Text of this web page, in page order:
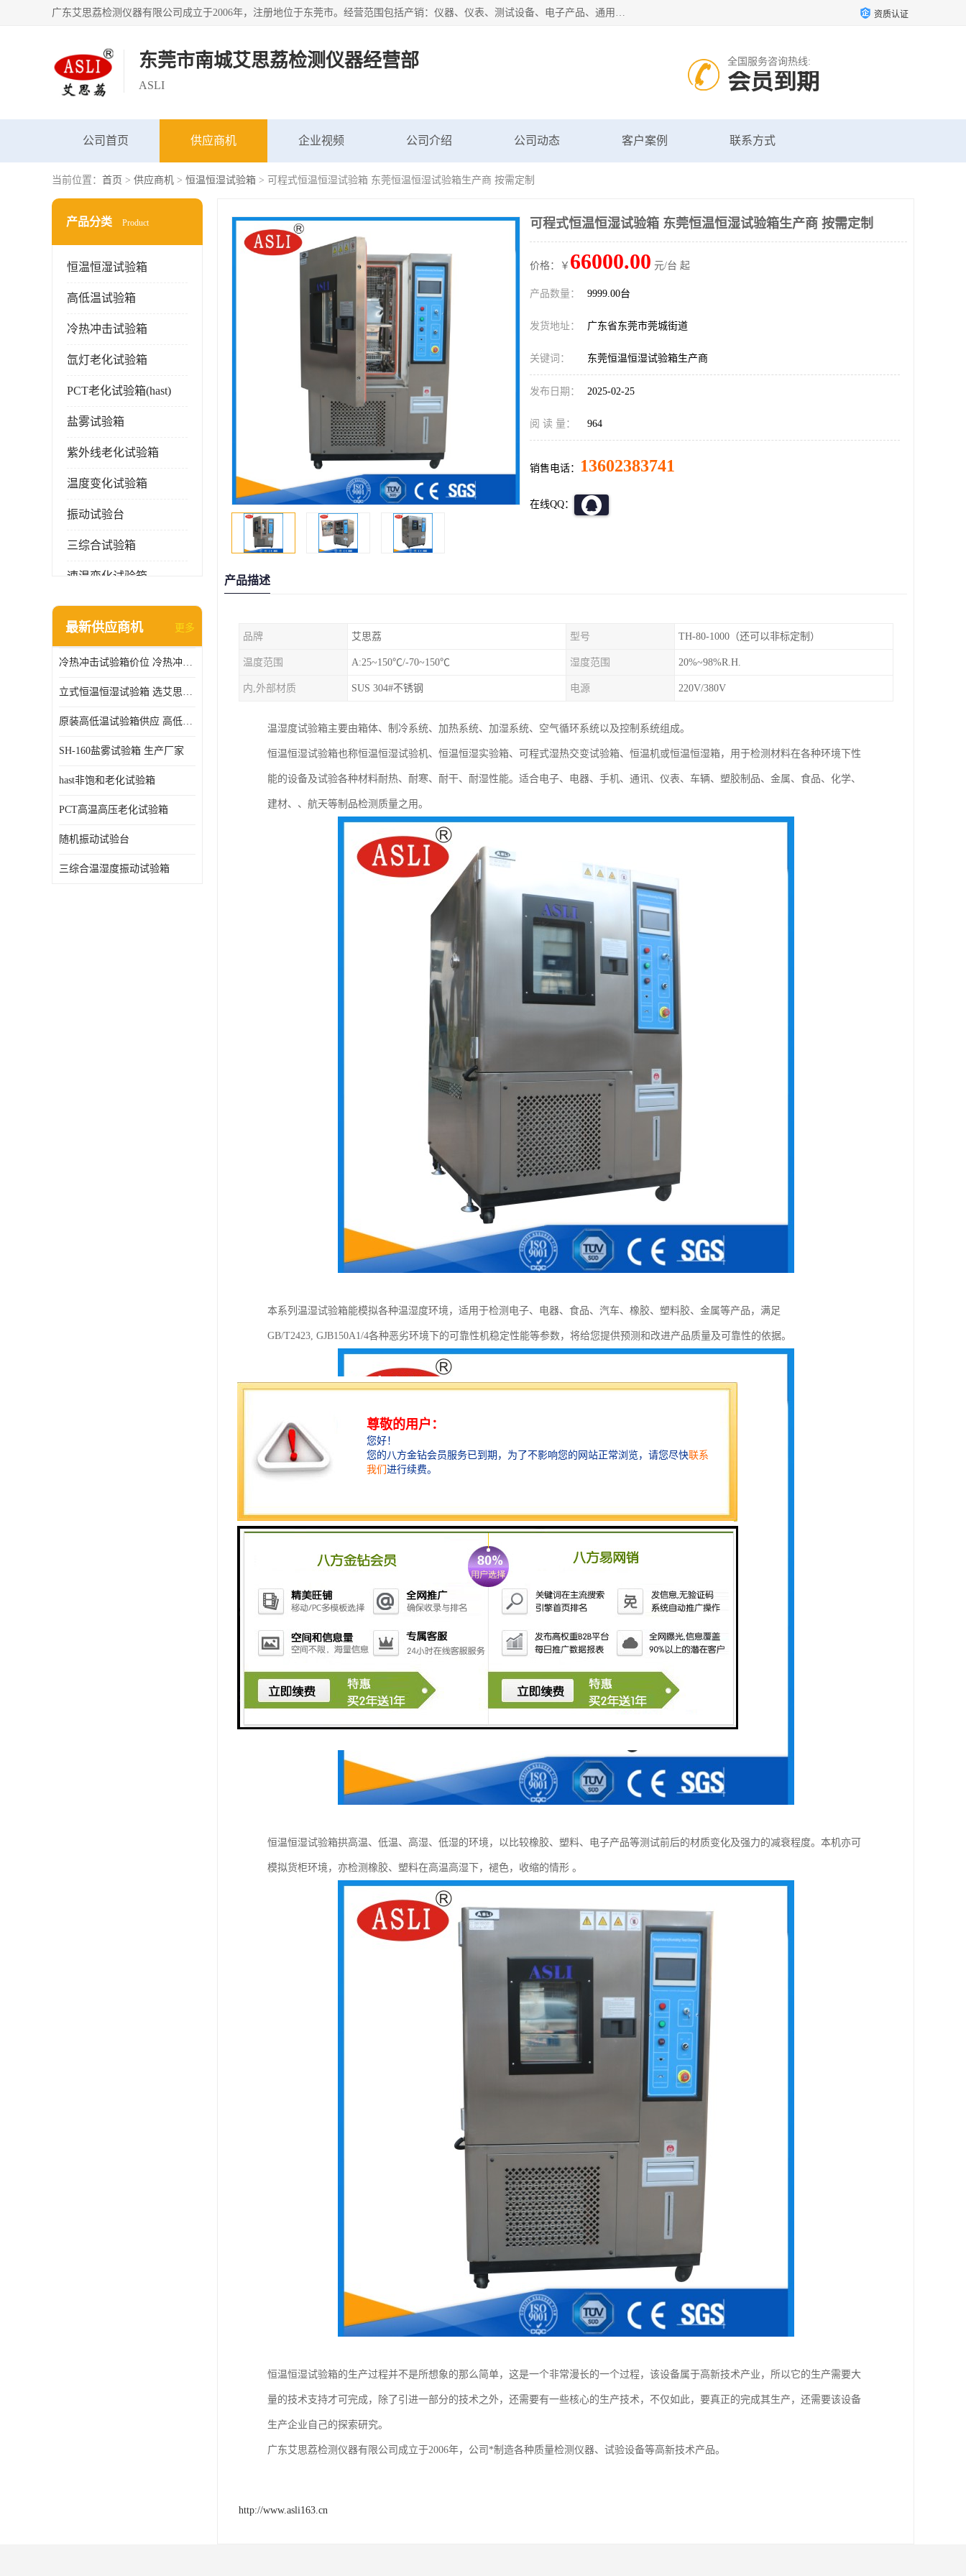
广东艾思荔检测仪器有限公司成立于2006年，注册地位于东莞市。经营范围包括产销：仪器、仪表、测试设备、电子产品、通用机械设；主要产品有： 恒温恒湿试验箱,冷热冲击试验箱,高低温试验箱,速温变化试验箱,高压加速老化试验箱,三综合试验箱,振动试验台等产品，欢迎选购。 资质认证
东莞市南城艾思荔检测仪器经营部
ASLI
全国服务咨询热线:
会员到期
公司首页 供应商机 企业视频 公司介绍 公司动态 客户案例 联系方式
当前位置： 首页 > 供应商机 > 恒温恒湿试验箱 > 可程式恒温恒湿试验箱 东莞恒温恒湿试验箱生产商 按需定制
产品分类 Product
恒温恒湿试验箱
高低温试验箱
冷热冲击试验箱
氙灯老化试验箱
PCT老化试验箱(hast)
盐雾试验箱
紫外线老化试验箱
温度变化试验箱
振动试验台
三综合试验箱
速温变化试验箱
淋雨试验箱(沙尘)
高压加速老化试验箱
最新供应商机 更多
冷热冲击试验箱价位 冷热冲击试验设备 非标定制
立式恒温恒湿试验箱 选艾思荔厂家
原装高低温试验箱供应 高低温交变湿热试验箱
SH-160盐雾试验箱 生产厂家
hast非饱和老化试验箱
PCT高温高压老化试验箱
随机振动试验台
三综合温湿度振动试验箱
可程式恒温恒湿试验箱 东莞恒温恒湿试验箱生产商 按需定制
价格：￥ 66000.00 元/台 起
产品数量： 9999.00台
发货地址： 广东省东莞市莞城街道
关键词： 东莞恒温恒湿试验箱生产商
发布日期： 2025-02-25
阅 读 量： 964
销售电话： 13602383741
在线QQ：
产品描述
品牌 艾思荔 型号 TH-80-1000（还可以非标定制）
温度范围 A:25~150℃/-70~150℃ 湿度范围 20%~98%R.H.
内,外部材质 SUS 304#不锈钢 电源 220V/380V
温湿度试验箱主要由箱体、制冷系统、加热系统、加湿系统、空气循环系统以及控制系统组成。
恒温恒湿试验箱也称恒温恒湿试验机、恒温恒湿实验箱、可程式湿热交变试验箱、恒温机或恒温恒湿箱，用于检测材料在各种环境下性
能的设备及试验各种材料耐热、耐寒、耐干、耐湿性能。适合电子、电器、手机、通讯、仪表、车辆、塑胶制品、金属、食品、化学、
建材、、航天等制品检测质量之用。
本系列温湿试验箱能模拟各种温湿度环境，适用于检测电子、电器、食品、汽车、橡胶、塑料胶、金属等产品，满足
GB/T2423, GJB150A1/4各种恶劣环境下的可靠性机稳定性能等参数，将给您提供预测和改进产品质量及可靠性的依据。
恒温恒湿试验箱拱高温、低温、高湿、低湿的环境，以比较橡胶、塑料、电子产品等测试前后的材质变化及强力的减衰程度。本机亦可
模拟货柜环境，亦检测橡胶、塑料在高温高湿下，褪色，收缩的情形 。
恒温恒湿试验箱的生产过程并不是所想象的那么简单，这是一个非常漫长的一个过程，该设备属于高新技术产业，所以它的生产需要大
量的技术支持才可完成，除了引进一部分的技术之外，还需要有一些核心的生产技术，不仅如此，要真正的完成其生产，还需要该设备
生产企业自己的探索研究。
广东艾思荔检测仪器有限公司成立于2006年，公司*制造各种质量检测仪器、试验设备等高新技术产品。
http://www.asli163.cn